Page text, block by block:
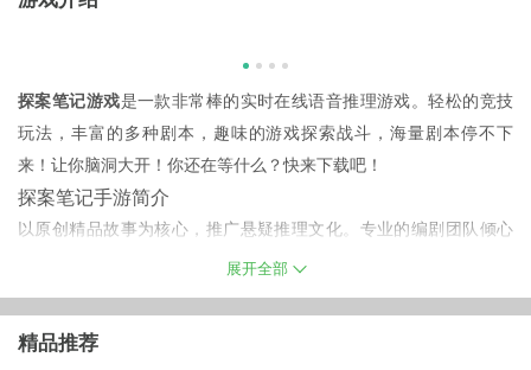
探案笔记游戏是一款非常棒的实时在线语音推理游戏。轻松的竞技
玩法，丰富的多种剧本，趣味的游戏探索战斗，海量剧本停不下
来！让你脑洞大开！你还在等什么？快来下载吧！
探案笔记手游简介
以原创精品故事为核心，推广悬疑推理文化。专业的编剧团队倾心
玩家将扮演意外获得“探案笔记”的侦探，为了找到神探Pro，亲历探
索每一个案例故事，在感受“探案不收费，时间不浪费，脑洞不白
展开全部
精品推荐